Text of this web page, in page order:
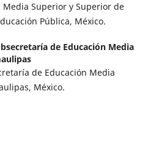
Superior y Superior de
Pública, México.
de Educación Media
de Educación Media
México.